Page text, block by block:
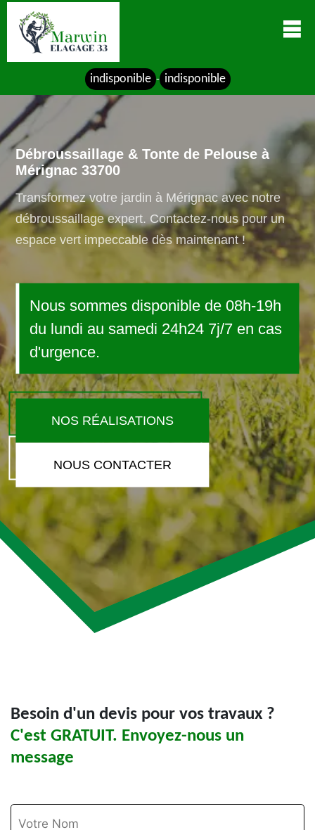
indisponible - indisponible
Débroussaillage & Tonte de Pelouse à
Mérignac 33700
Transformez votre jardin à Mérignac avec notre
débroussaillage expert. Contactez-nous pour un
espace vert impeccable dès maintenant !
Nous sommes disponible de 08h-19h
du lundi au samedi 24h24 7j/7 en cas
d'urgence.
NOS RÉALISATIONS
NOUS CONTACTER
Besoin d'un devis pour vos travaux ?
C'est GRATUIT. Envoyez-nous un
message